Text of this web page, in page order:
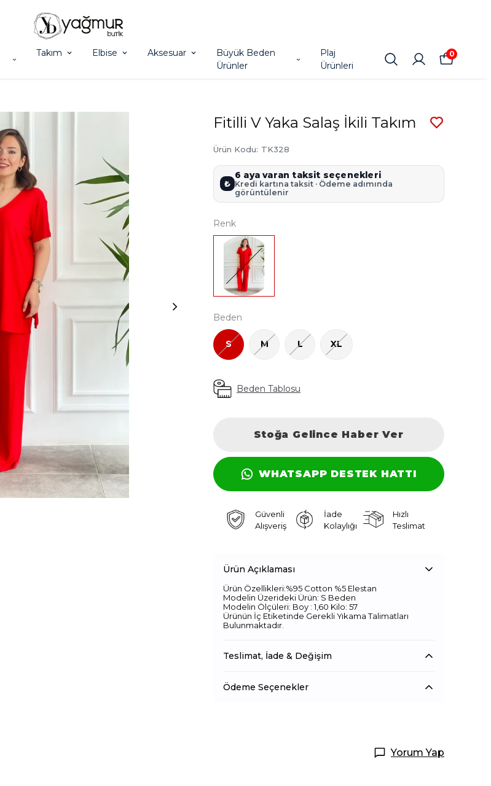
Takım Elbise Aksesuar
Büyük Beden
Ürünler
Plaj
Ürünleri
0
Fitilli V Yaka Salaş İkili Takım
Ürün Kodu: TK328
₺
6 aya varan taksit seçenekleri
Kredi kartına taksit · Ödeme adımında
görüntülenir
Renk
Beden
S M L XL
Beden Tablosu
Stoğa Gelince Haber Ver
WHATSAPP DESTEK HATTI
Güvenli
Alışveriş
İade
Kolaylığı
Hızlı
Teslimat
Ürün Açıklaması
Ürün Özellikleri:%95 Cotton %5 Elestan
Modelin Üzerideki Ürün: S Beden
Modelin Ölçüleri: Boy : 1,60 Kilo: 57
Ürünün İç Etiketinde Gerekli Yıkama Talimatları
Bulunmaktadır.
Teslimat, İade & Değişim
Ödeme Seçenekler
Yorum Yap